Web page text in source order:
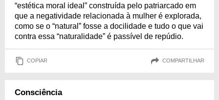
“estética moral ideal” construída pelo patriarcado em
que a negatividade relacionada à mulher é explorada,
como se o “natural” fosse a docilidade e tudo o que vai
contra essa “naturalidade” é passível de repúdio.
COPIAR COMPARTILHAR
Consciência